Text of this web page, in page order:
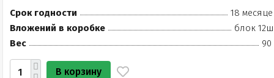
Срок годности
18
Вложений в коробке
блок
Вес
90
В корзину